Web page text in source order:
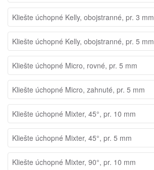
Kliešte úchopné Kelly, obojstranné, pr. 3 mm
Kliešte úchopné Kelly, obojstranné, pr. 5 mm
Kliešte úchopné Micro, rovné, pr. 5 mm
Kliešte úchopné Micro, zahnuté, pr. 5 mm
Kliešte úchopné Mixter, 45°, pr. 10 mm
Kliešte úchopné Mixter, 45°, pr. 5 mm
Kliešte úchopné Mixter, 90°, pr. 10 mm